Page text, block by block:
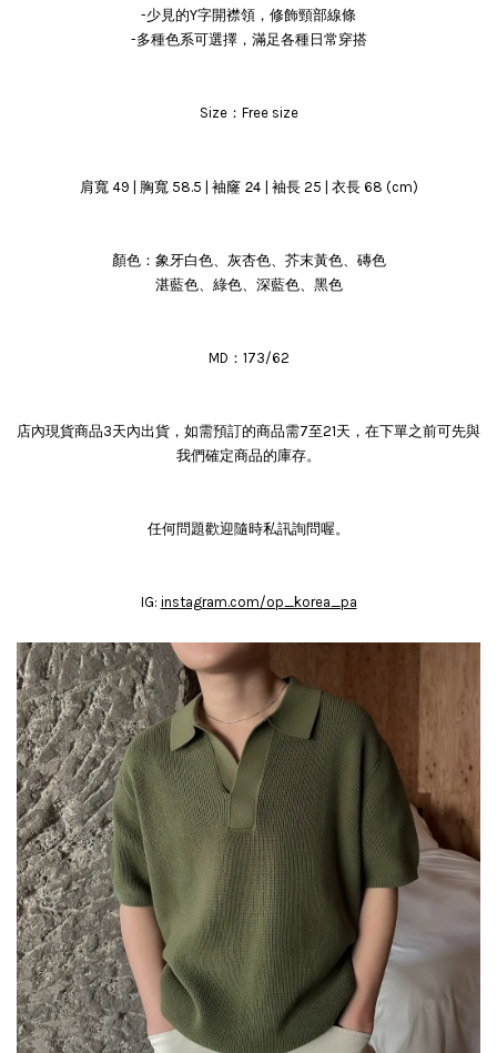
-少見的Y字開襟領，修飾頸部線條
-多種色系可選擇，滿足各種日常穿搭
Size：Free size
肩寬 49 | 胸寬 58.5 | 袖窿 24 | 袖長 25 | 衣長 68 (cm)
顏色：象牙白色、灰杏色、芥末黃色、磚色
湛藍色、綠色、深藍色、黑色
MD：173/62
店內現貨商品3天內出貨，如需預訂的商品需7至21天，在下單之前可先與
我們確定商品的庫存。
任何問題歡迎隨時私訊詢問喔。
IG: instagram.com/op_korea_pa